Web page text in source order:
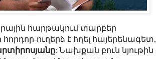
հարթակում տարբեր
ուղերձ է հղել հայերենագետ,
: Նախքան բուն նյութին